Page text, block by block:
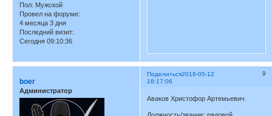
Пол: Мужской
Провел на форуме:
4 месяца 3 дня
Последний визит:
Сегодня 09:10:36
Поделиться 9
2018-05-12
18:17:06
boer
Администратор
Аваков Христофор Артемьевич